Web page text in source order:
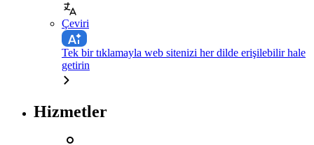
Çeviri
Tek bir tıklamayla web sitenizi her dilde erişilebilir hale
getirin
Hizmetler